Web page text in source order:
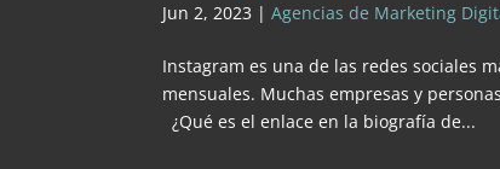
Jun 2, 2023 |Agencias de Marketing
Instagram es una de las redes sociales
mensuales. Muchas empresas y
¿Qué es el enlace en la biografía de...